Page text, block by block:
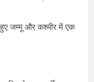
जम्मू और कश्मीर में एक